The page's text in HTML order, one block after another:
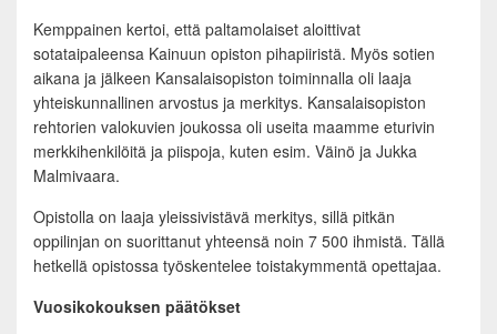
Kemppainen kertoi, että paltamolaiset aloittivat
sotataipaleensa Kainuun opiston pihapiiristä. Myös sotien
aikana ja jälkeen Kansalaisopiston toiminnalla oli laaja
yhteiskunnallinen arvostus ja merkitys. Kansalaisopiston
rehtorien valokuvien joukossa oli useita maamme eturivin
merkkihenkilöitä ja piispoja, kuten esim. Väinö ja Jukka
Malmivaara.
Opistolla on laaja yleissivistävä merkitys, sillä pitkän
oppilinjan on suorittanut yhteensä noin 7 500 ihmistä. Tällä
hetkellä opistossa työskentelee toistakymmentä opettajaa.
Vuosikokouksen päätökset